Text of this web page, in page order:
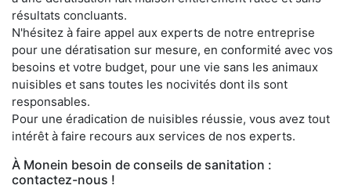
résultats concluants.
N'hésitez à faire appel aux experts de notre entreprise
pour une dératisation sur mesure, en conformité avec vos
besoins et votre budget, pour une vie sans les animaux
nuisibles et sans toutes les nocivités dont ils sont
responsables.
Pour une éradication de nuisibles réussie, vous avez tout
intérêt à faire recours aux services de nos experts.
À Monein besoin de conseils de sanitation :
contactez-nous !